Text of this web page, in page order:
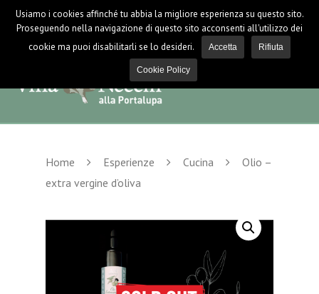
LOGIN / LOGOUT NEWS
Home Esperienze Cucina
Olio –
extra vergine d’oliva
Usiamo i cookies affinché tu abbia la migliore esperienza su questo sito.
Proseguendo nella navigazione di questo sito acconsenti all'utilizzo dei
cookie ma puoi disabilitarli se lo desideri.
Accetta Rifiuta
Cookie Policy